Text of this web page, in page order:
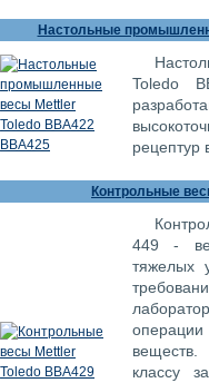
Настольные
Toledo
рецептур
Контрольные
449 -
тяжелых
классу